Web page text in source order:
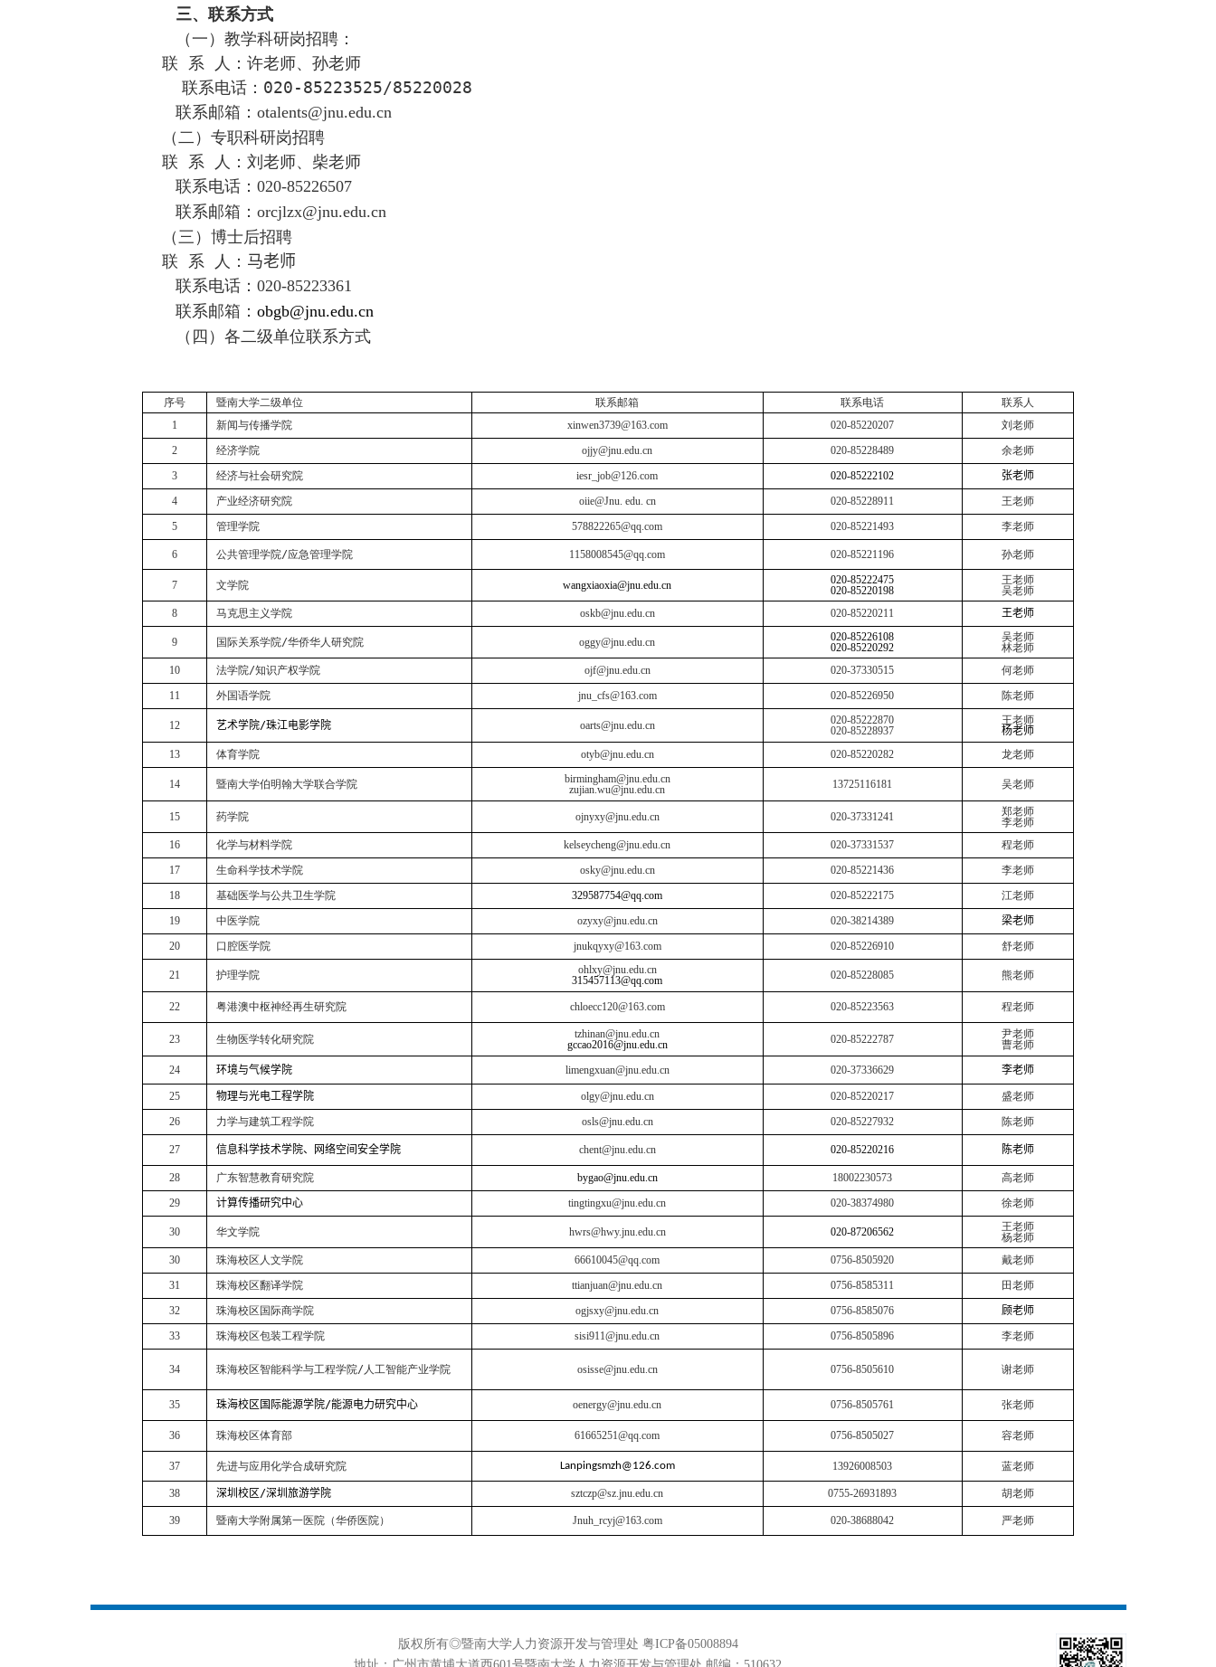
三、联系方式
（一）教学科研岗招聘：
联 系 人： 许老师、孙老师
联系电话： 020-85223525/85220028
联系邮箱： otalents@jnu.edu.cn
（二）专职科研岗招聘
联 系 人：刘老师、柴老师
联系电话： 020-85226507
联系邮箱： orcjlzx@jnu.edu.cn
（三）博士后招聘
联 系 人： 马老师
联系电话： 020-85223361
联系邮箱： obgb@jnu.edu.cn
（四）各二级单位联系方式
序号 暨南大学二级单位 联系邮箱 联系电话
联系人
1
新闻与传播学院 xinwen3739@163.com 020-85220207
刘老师
2
经济学院 ojjy@jnu.edu.cn 020-85228489
余老师
3
经济与社会研究院 iesr_job@126.com 020-85222102 张老师
4
产业经济研究院 oiie@Jnu. edu. cn 020-85228911
王老师
5
管理学院 578822265@qq.com 020-85221493 李老师
6 公共管理学院/应急管理学院 1158008545@qq.com 020-85221196 孙老师
7 文学院 wangxiaoxia@jnu.edu.cn 020-85222475
020-85220198
王老师
吴老师
8
马克思主义学院 oskb@jnu.edu.cn 020-85220211 王老师
9 国际关系学院/华侨华人研究院 oggy@jnu.edu.cn 020-85226108
020-85220292
吴老师
林老师
10
法学院/知识产权学院 ojf@jnu.edu.cn 020-37330515
何老师
11
外国语学院 jnu_cfs@163.com 020-85226950 陈老师
12 艺术学院/珠江电影学院 oarts@jnu.edu.cn
020-85222870
020-85228937
王老师
杨老师
13
体育学院 otyb@jnu.edu.cn 020-85220282 龙老师
14 暨南大学伯明翰大学联合学院
birmingham@jnu.edu.cn
zujian.wu@jnu.edu.cn
13725116181 吴老师
15 药学院 ojnyxy@jnu.edu.cn 020-37331241
郑老师
李老师
16
化学与材料学院 kelseycheng@jnu.edu.cn 020-37331537
程老师
17
生命科学技术学院 osky@jnu.edu.cn 020-85221436
李老师
18
基础医学与公共卫生学院 329587754@qq.com 020-85222175
江老师
19
中医学院 ozyxy@jnu.edu.cn 020-38214389 梁老师
20
口腔医学院 jnukqyxy@163.com 020-85226910 舒老师
21 护理学院
ohlxy@jnu.edu.cn
315457113@qq.com
020-85228085 熊老师
22 粤港澳中枢神经再生研究院 chloecc120@163.com 020-85223563 程老师
23 生物医学转化研究院
tzhinan@jnu.edu.cn
gccao2016@jnu.edu.cn
020-85222787
尹老师
曹老师
24
环境与气候学院 limengxuan@jnu.edu.cn 020-37336629 李老师
25 物理与光电工程学院 olgy@jnu.edu.cn 020-85220217
盛老师
26
力学与建筑工程学院 osls@jnu.edu.cn 020-85227932 陈老师
27 信息科学技术学院、网络空间安全学院 chent@jnu.edu.cn 020-85220216 陈老师
28 广东智慧教育研究院 bygao@jnu.edu.cn 18002230573
高老师
29
计算传播研究中心 tingtingxu@jnu.edu.cn 020-38374980 徐老师
30 华文学院 hwrs@hwy.jnu.edu.cn 020-87206562
王老师
杨老师
30
珠海校区人文学院 66610045@qq.com 0756-8505920
戴老师
31
珠海校区翻译学院 ttianjuan@jnu.edu.cn 0756-8585311
田老师
32
珠海校区国际商学院 ogjsxy@jnu.edu.cn 0756-8585076 顾老师
33
珠海校区包装工程学院 sisi911@jnu.edu.cn 0756-8505896 李老师
34 珠海校区智能科学与工程学院/人工智能产业学院 osisse@jnu.edu.cn 0756-8505610 谢老师
35 珠海校区国际能源学院/能源电力研究中心 oenergy@jnu.edu.cn 0756-8505761 张老师
36 珠海校区体育部 61665251@qq.com 0756-8505027 容老师
37 先进与应用化学合成研究院 Lanpingsmzh@126.com 13926008503 蓝老师
38 深圳校区/深圳旅游学院 sztczp@sz.jnu.edu.cn 0755-26931893 胡老师
39 暨南大学附属第一医院（华侨医院） Jnuh_rcyj@163.com 020-38688042 严老师
版权所有◎暨南大学人力资源开发与管理处 粤ICP备05008894